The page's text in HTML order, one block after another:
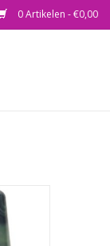
0 Artikelen - €0,00